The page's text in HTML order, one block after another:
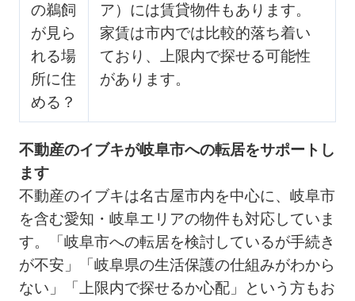
の鵜飼
が見ら
れる場
所に住
める？
ア）には賃貸物件もあります。
家賃は市内では比較的落ち着い
ており、上限内で探せる可能性
があります。
不動産のイブキが岐阜市への転居をサポートし
ます
不動産のイブキは名古屋市内を中心に、岐阜市
を含む愛知・岐阜エリアの物件も対応していま
す。「岐阜市への転居を検討しているが手続き
が不安」「岐阜県の生活保護の仕組みがわから
ない」「上限内で探せるか心配」という方もお